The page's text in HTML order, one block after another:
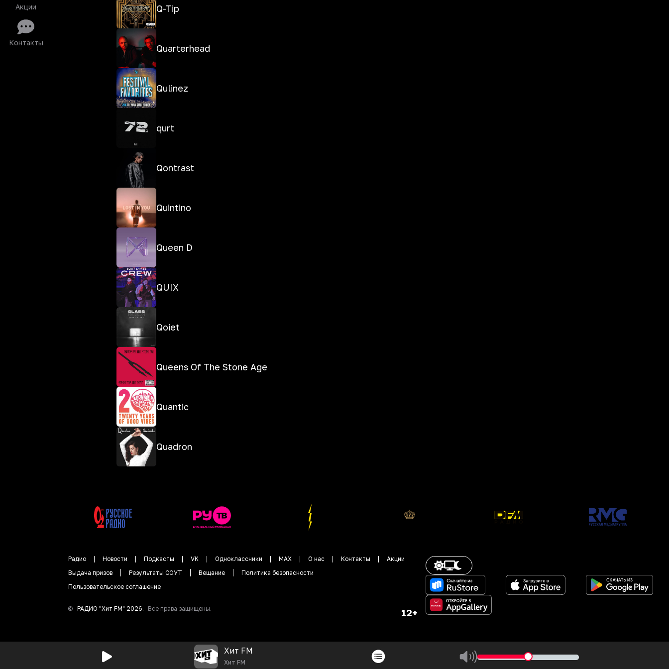
Акции
Контакты
Q-Tip
Quarterhead
Qulinez
qurt
Qontrast
Quintino
Queen D
QUIX
Qoiet
Queens Of The Stone Age
Quantic
Quadron
Радио Новости Подкасты VK Одноклассники MAX О нас Контакты
Акции
Выдача призов
Результаты СОУТ Вещание
Политика безопасности
Пользовательское соглашение
© РАДИО "Хит FM" 2026. Все права защищены. 12+
Хит FM
Хит FM